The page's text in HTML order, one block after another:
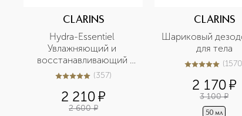
CLARINS
Hydra-Essentiel
Увлажняющий и
восстанавливающий
бальзам для губ
5из 5357 (357)
2 210¤
2 600 ¤
CLARINS
Шариковый
для тела
5из 51570 (1570
2 170¤
3 100 ¤
50 мл